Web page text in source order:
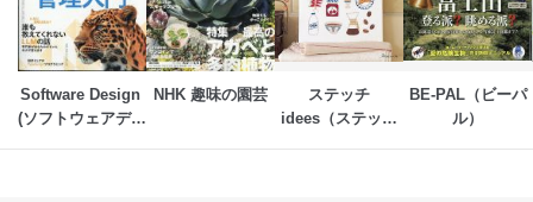
Software Design
(ソフトウェアデザ
NHK 趣味の園芸
ステッチ
idees（ステッチ
BE-PAL（ビーパ
ル）